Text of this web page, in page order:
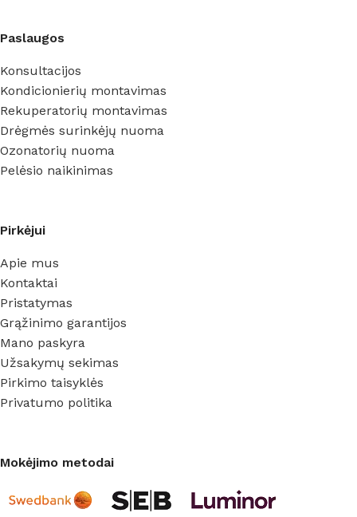
Paslaugos
Konsultacijos
Kondicionierių montavimas
Rekuperatorių montavimas
Drėgmės surinkėjų nuoma
Ozonatorių nuoma
Pelėsio naikinimas
Pirkėjui
Apie mus
Kontaktai
Pristatymas
Grąžinimo garantijos
Mano paskyra
Užsakymų sekimas
Pirkimo taisyklės
Privatumo politika
Mokėjimo metodai